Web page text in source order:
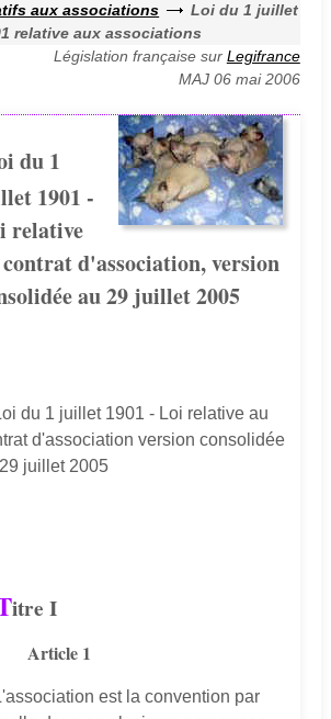
aux associations
Loi du 1 juillet
relative aux associations
Législation française sur Legifrance
MAJ 06 mai 2006
du 1
1901 -
relative
d'association, version
au 29 juillet 2005
du 1 juillet 1901 - Loi relative au
d'association version consolidée
juillet 2005
itre I
Article 1
est la convention par